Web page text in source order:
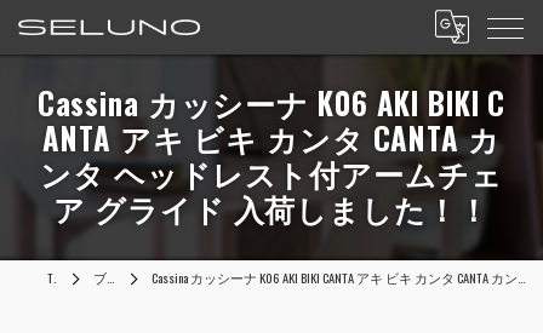
Cassina カッシーナ K06 AKI BIKI C
ANTA アキ ビキ カンタ CANTA カ
ンタ ヘッドレスト付アームチェ
ア グライド 入荷しました！！
TOP ブログ Cassina カッシーナ K06 AKI BIKI CANTA アキ ビキ カンタ CANTA カンタ ヘッドレスト付アームチェア グライド 入荷しました！！